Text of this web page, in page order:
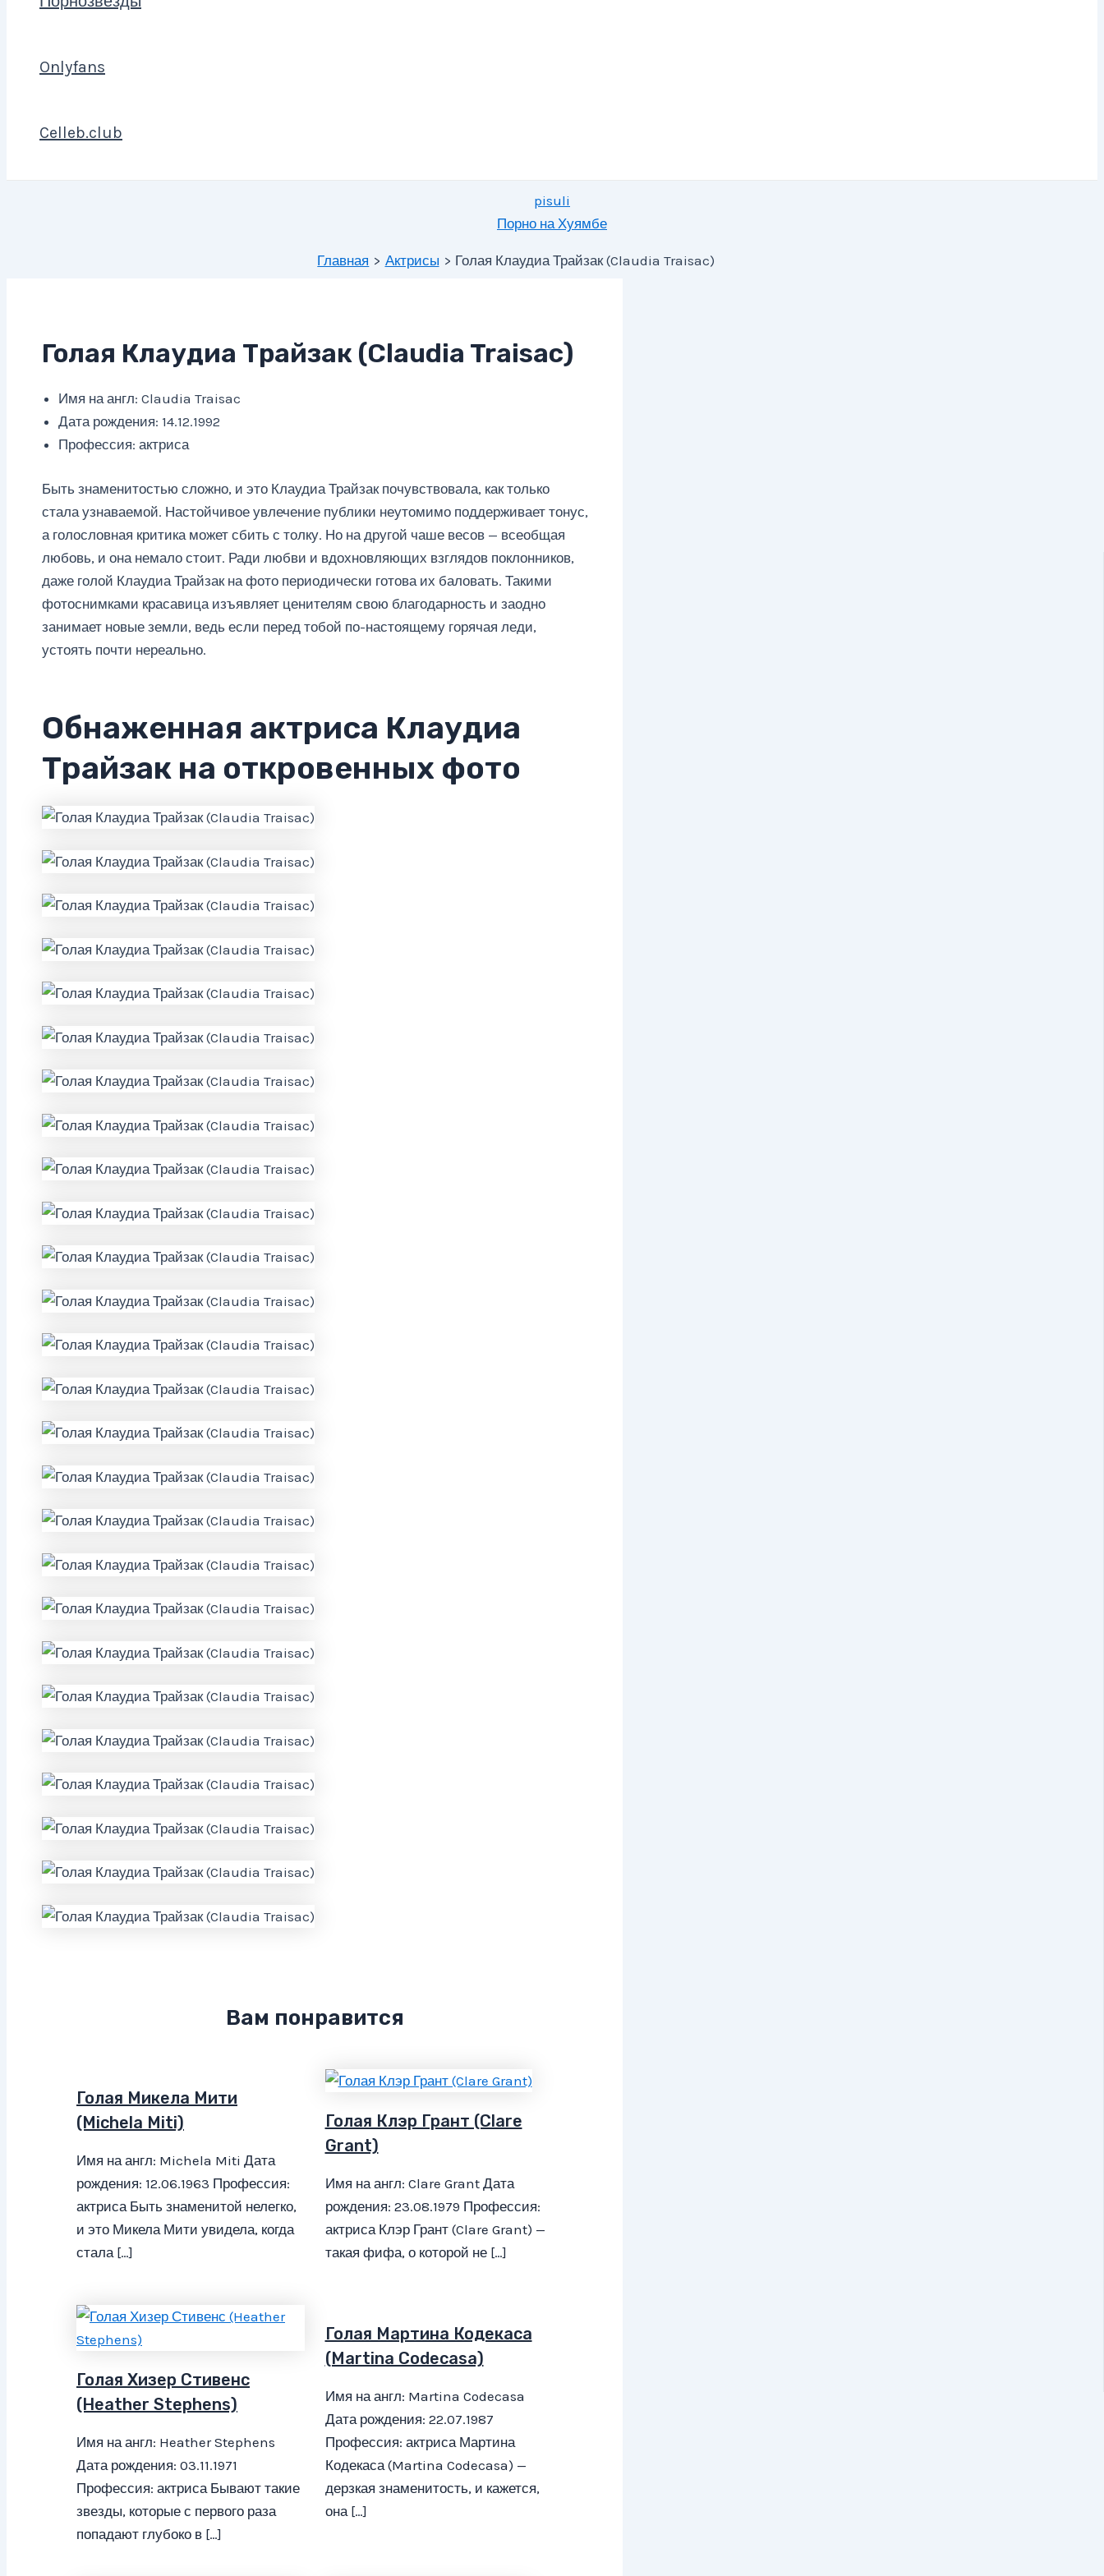
Onlyfans
Celleb.club
pisuli
Порно на Хуямбе
Главная Актрисы Голая Клаудиа Трайзак (Claudia Traisac)
Голая Клаудиа Трайзак (Claudia Traisac)
Имя на англ: Claudia Traisac
Дата рождения: 14.12.1992
Профессия: актриса
Быть знаменитостью сложно, и это Клаудиа Трайзак почувствовала, как только
стала узнаваемой. Настойчивое увлечение публики неутомимо поддерживает тонус,
а голословная критика может сбить с толку. Но на другой чаше весов — всеобщая
любовь, и она немало стоит. Ради любви и вдохновляющих взглядов поклонников,
даже голой Клаудиа Трайзак на фото периодически готова их баловать. Такими
фотоснимками красавица изъявляет ценителям свою благодарность и заодно
занимает новые земли, ведь если перед тобой по-настоящему горячая леди,
устоять почти нереально.
Обнаженная актриса Клаудиа
Трайзак на откровенных фото
Вам понравится
Голая Микела Мити
(Michela Miti)
Имя на англ: Michela Miti Дата
рождения: 12.06.1963 Профессия:
актриса Быть знаменитой нелегко,
и это Микела Мити увидела, когда
стала […]
Голая Клэр Грант (Clare
Grant)
Имя на англ: Clare Grant Дата
рождения: 23.08.1979 Профессия:
актриса Клэр Грант (Clare Grant) —
такая фифа, о которой не […]
Голая Хизер Стивенс
(Heather Stephens)
Имя на англ: Heather Stephens
Дата рождения: 03.11.1971
Профессия: актриса Бывают такие
звезды, которые с первого раза
попадают глубоко в […]
Голая Мартина Кодекаса
(Martina Codecasa)
Имя на англ: Martina Codecasa
Дата рождения: 22.07.1987
Профессия: актриса Мартина
Кодекаса (Martina Codecasa) —
дерзкая знаменитость, и кажется,
она […]